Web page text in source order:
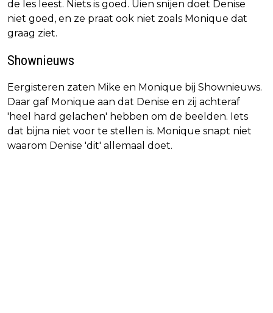
de les leest. Niets is goed. Uien snijen doet Denise
niet goed, en ze praat ook niet zoals Monique dat
graag ziet.
Shownieuws
Eergisteren zaten Mike en Monique bij Shownieuws.
Daar gaf Monique aan dat Denise en zij achteraf
'heel hard gelachen' hebben om de beelden. Iets
dat bijna niet voor te stellen is. Monique snapt niet
waarom Denise 'dit' allemaal doet.